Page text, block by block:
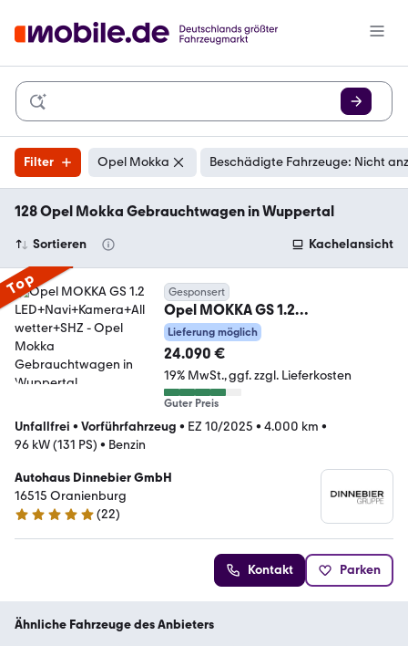
Filter Opel Mokka Beschädigte Fahrzeuge: Nicht
128 Opel Mokka Gebrauchtwagen in Wuppertal
Sortieren Kachelansicht
Top Gesponsert
Opel MOKKA GS 1.2
LED+Navi+Kamera+Allwetter+SHZ
Lieferung möglich
24.090 €
19% MwSt. ggf. zzgl. Lieferkosten
Guter Preis
Unfallfrei • Vorführfahrzeug • EZ 10/2025 • 4.000 km •
96 kW (131 PS) • Benzin
Autohaus Dinnebier GmbH
16515 Oranienburg
5 Sterne
(22)
Kontakt Parken
Ähnliche Fahrzeuge des Anbieters